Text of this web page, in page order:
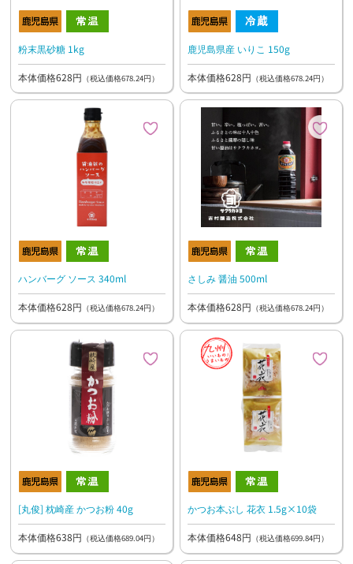
粉末黒砂糖 1kg
本体価格628円 （税込価格678.24円）
鹿児島県産 いりこ 150g
本体価格628円 （税込価格678.24円）
ハンバーグ ソース 340ml
本体価格628円 （税込価格678.24円）
さしみ 醤油 500ml
本体価格628円 （税込価格678.24円）
[丸俊] 枕崎産 かつお粉 40g
本体価格638円 （税込価格689.04円）
かつお本ぶし 花衣 1.5g×10袋
本体価格648円 （税込価格699.84円）